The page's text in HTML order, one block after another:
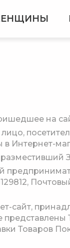
на
Интернет-
сайт,
Товаров